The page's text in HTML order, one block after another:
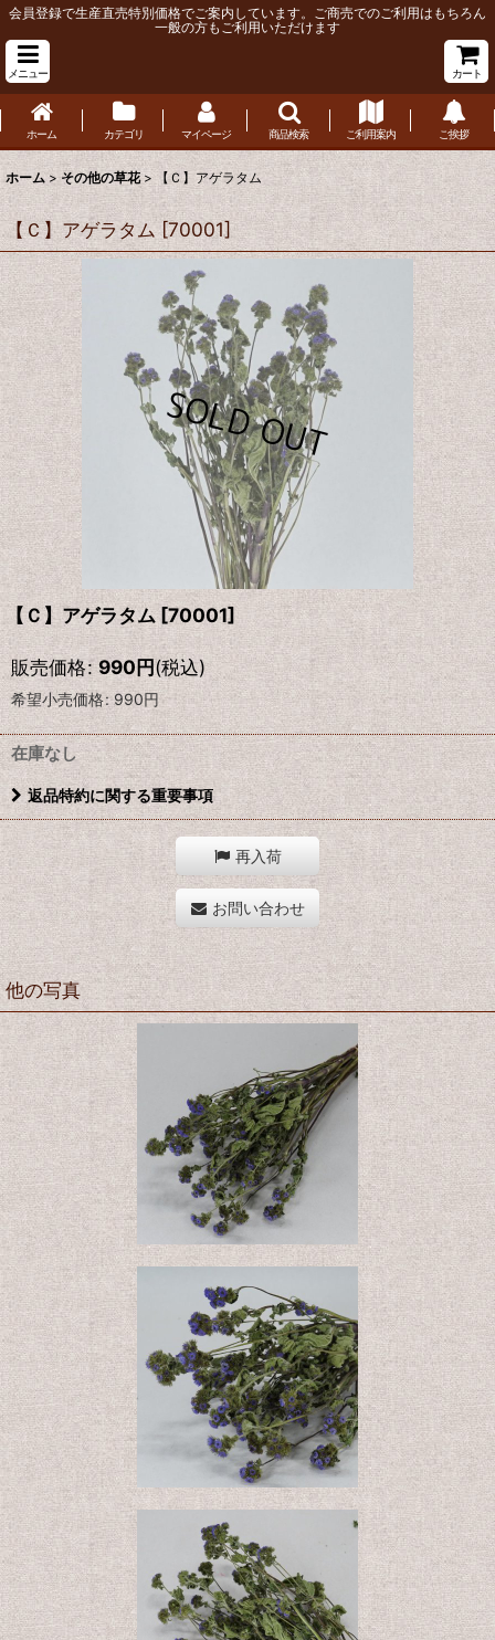
会員登録で生産直売特別価格でご案内しています。ご商売でのご利用はもちろん
一般の方もご利用いただけます
メニュー カート
ホーム カテゴリ マイページ 商品検索 ご利用案内 ご挨拶
ホーム > その他の草花 > 【Ｃ】アゲラタム
【Ｃ】アゲラタム [70001]
【Ｃ】アゲラタム [70001]
販売価格: 990円(税込)
希望小売価格: 990円
在庫なし
返品特約に関する重要事項
再入荷
お問い合わせ
他の写真